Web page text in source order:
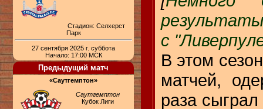
Стадион: Селхерст
Парк
27 сентября 2025 г. суббота
Начало: 17:00 МСК
Предыдущий матч
«Саутгемптон»
Саутгемптон
Кубок Лиги
с
В этом
матчей,
раза